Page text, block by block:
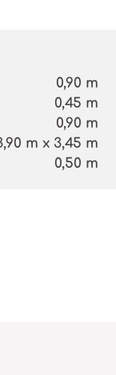
0,90 m
0,45 m
0,90 m
m x 3,45 m
0,50 m